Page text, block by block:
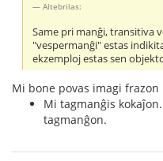
Altebrilas:
Same pri manĝi, transitiva
"vespermanĝi" estas
ekzemploj estas sen
Mi bone povas imagi frazon
Mi tagmanĝis
tagmanĝon.